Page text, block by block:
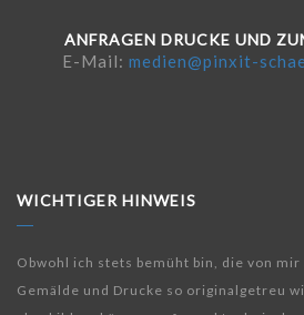
ANFRAGEN DRUCKE UND
E-Mail: medien@pinxit-
WICHTIGER HINWEIS
Obwohl ich stets bemüht bin, die von mir
Gemälde und Drucke so originalgetreu